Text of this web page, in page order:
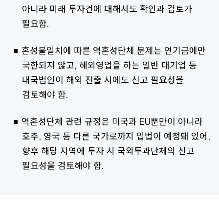
아니라 미래 투자건에 대해서도 확인과 검토가
필요함.
혼성불일치에 따른 역혼성단체 문제는 연기금에만
국한되지 않고, 해외영업을 하는 일반 대기업 등
내국법인이 해외 진출 시에도 신고 필요성을
검토해야 함.
역혼성단체 관련 규정은 미국과 EU뿐만이 아니라
호주, 영국 등 다른 국가로까지 입법이 예정돼 있어,
향후 해당 지역에 투자 시 국외투과단체의 신고
필요성을 검토해야 함.